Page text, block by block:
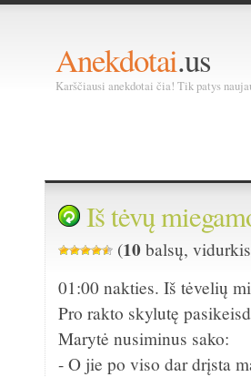
Anekdotai.us
Karščiausi anekdotai čia! Tik patys
Iš tėvų
(10 balsų,
01:00 nakties. Iš tėvelių
Pro rakto skylutę
Marytė nusiminus sako:
- O jie po viso dar drįsta